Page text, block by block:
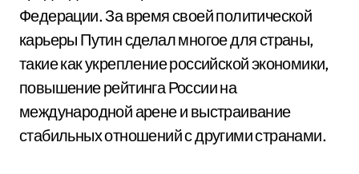
Федерации. За время своей политической
карьеры Путин сделал многое для страны,
такие как укрепление российской экономики,
повышение рейтинга России на
международной арене и выстраивание
стабильных отношений с другими странами.